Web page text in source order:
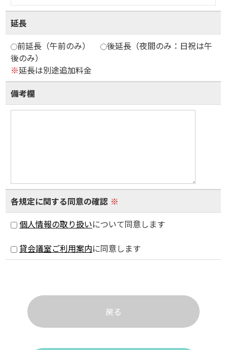
延長
前延長（午前のみ）
後延長（夜間のみ：日祝は午
後のみ）
※延長は別途追加料金
備考欄
各規定に関する同意の確認 ※
個人情報の取り扱いについて同意します
貸会議室ご利用案内に同意します
戻る